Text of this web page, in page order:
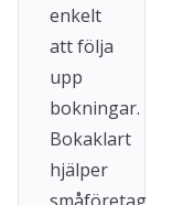
enkelt
att följa
upp
bokningar.
Bokaklart
hjälper